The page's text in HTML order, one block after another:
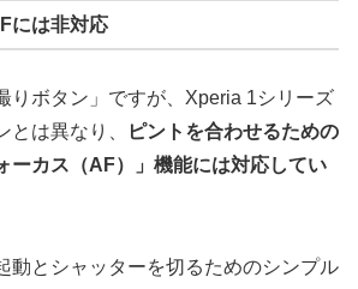
には非対応
りボタン」ですが、Xperia 1シリーズ
とは異なり、
ピントを合わせるための
ーカス（AF）」機能には対応してい
動とシャッターを切るためのシンプル